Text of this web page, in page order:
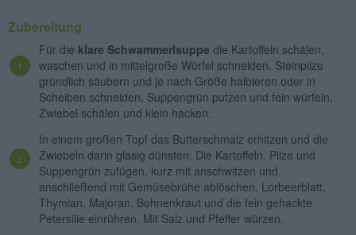
Zubereitung
Für die klare Schwammerlsuppe die Kartoffeln schälen,
waschen und in mittelgroße Würfel schneiden. Steinpilze
gründlich säubern und je nach Größe halbieren oder in
Scheiben schneiden. Suppengrün putzen und fein würfeln.
Zwiebel schälen und klein hacken.
In einem großen Topf das Butterschmalz erhitzen und die
Zwiebeln darin glasig dünsten. Die Kartoffeln, Pilze und
Suppengrün zufügen, kurz mit anschwitzen und
anschließend mit Gemüsebrühe ablöschen. Lorbeerblatt,
Thymian, Majoran, Bohnenkraut und die fein gehackte
Petersilie einrühren. Mit Salz und Pfeffer würzen.